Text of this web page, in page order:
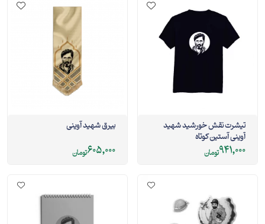
تیشرت نقش خورشید شهید
آوینی آستین کوتاه
941,000تومان
بیرق شهید آوینی
605,000تومان